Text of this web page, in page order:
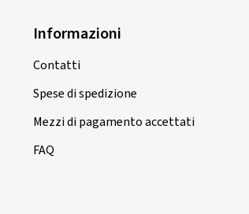
Informazioni
Contatti
Spese di spedizione
Mezzi di pagamento accettati
FAQ